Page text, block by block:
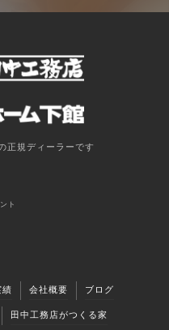
正規ディーラーです
ト
績 会社概要 ブログ
田中工務店がつくる家